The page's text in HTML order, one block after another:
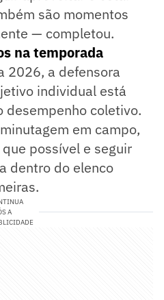
são momentos
— completou.
na temporada
2026, a defensora
individual está
coletivo.
em campo,
possível e seguir
dentro do elenco
A